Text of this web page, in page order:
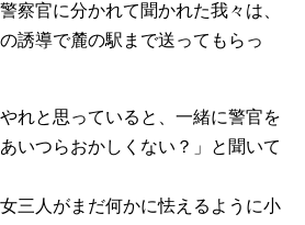
察官に分かれて聞かれた我々は、
誘導で麓の駅まで送ってもらっ
れと思っていると、一緒に警官を
いつらおかしくない？」と聞いて
三人がまだ何かに怯えるように小